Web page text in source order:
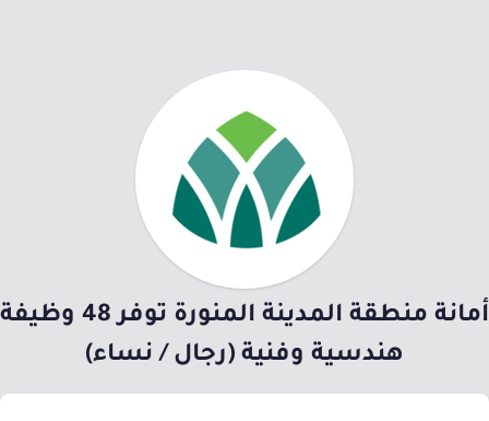
أمانة منطقة المدينة المنورة توفر 48 وظيفة
هندسية وفنية (رجال / نساء)